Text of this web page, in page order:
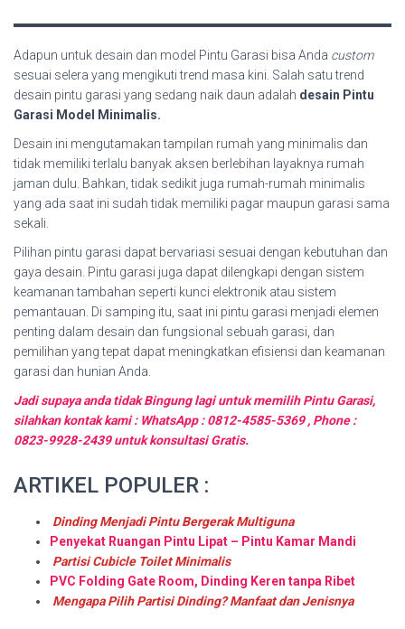
Adapun untuk desain dan model Pintu Garasi bisa Anda custom
sesuai selera yang mengikuti trend masa kini. Salah satu trend
desain pintu garasi yang sedang naik daun adalah desain Pintu
Garasi Model Minimalis.
Desain ini mengutamakan tampilan rumah yang minimalis dan
tidak memiliki terlalu banyak aksen berlebihan layaknya rumah
jaman dulu. Bahkan, tidak sedikit juga rumah-rumah minimalis
yang ada saat ini sudah tidak memiliki pagar maupun garasi sama
sekali.
Pilihan pintu garasi dapat bervariasi sesuai dengan kebutuhan dan
gaya desain. Pintu garasi juga dapat dilengkapi dengan sistem
keamanan tambahan seperti kunci elektronik atau sistem
pemantauan. Di samping itu, saat ini pintu garasi menjadi elemen
penting dalam desain dan fungsional sebuah garasi, dan
pemilihan yang tepat dapat meningkatkan efisiensi dan keamanan
garasi dan hunian Anda.
Jadi supaya anda tidak Bingung lagi untuk memilih Pintu Garasi,
silahkan kontak kami : WhatsApp : 0812-4585-5369 , Phone :
0823-9928-2439 untuk konsultasi Gratis.
ARTIKEL POPULER :
Dinding Menjadi Pintu Bergerak Multiguna
Penyekat Ruangan Pintu Lipat – Pintu Kamar Mandi
Partisi Cubicle Toilet Minimalis
PVC Folding Gate Room, Dinding Keren tanpa Ribet
Mengapa Pilih Partisi Dinding? Manfaat dan Jenisnya